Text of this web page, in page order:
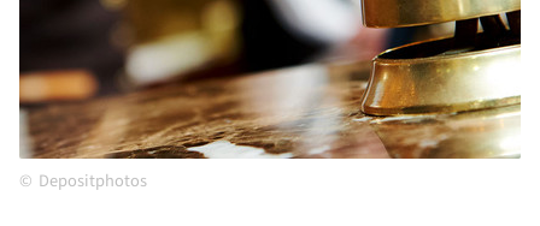
Depositphotos